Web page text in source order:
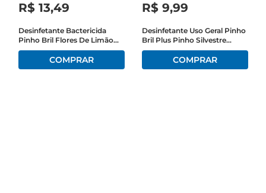
Embalagem econômica para maior rendimento
Garanta ambientes desinfetados e perfumados
com o Desinfetante Ypê BAK Eucalipto 2L.
Compre agora e transforme sua limpeza com
proteção e perfumação  Eficaz contra
R$ 13,49
Desinfetante Bactericida
Pinho Bril Flores De Limão
Squeeze 1l
R$ 9,99
Desinfetante Uso Geral Pinho
Bril Plus Pinho Silvestre
Squeeze Leve 1l Pague 900ml